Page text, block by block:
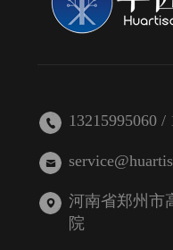
13215995060 /
河南省郑州市
院